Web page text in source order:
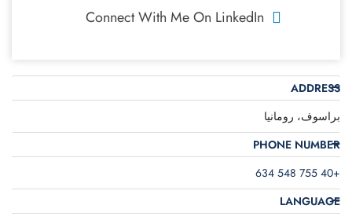
Connect With Me On LinkedIn
ADDRESS
براسوف، رومانيا
PHONE NUMBER
+40 755 548 634
LANGUAGE